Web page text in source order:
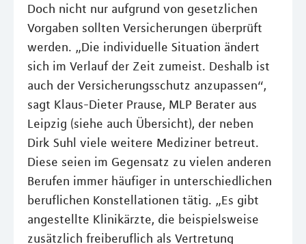
Doch nicht nur aufgrund von gesetzlichen
Vorgaben sollten Versicherungen überprüft
werden. „Die individuelle Situation ändert
sich im Verlauf der Zeit zumeist. Deshalb ist
auch der Versicherungsschutz anzupassen“,
sagt Klaus-Dieter Prause, MLP Berater aus
Leipzig (siehe auch Übersicht), der neben
Dirk Suhl viele weitere Mediziner betreut.
Diese seien im Gegensatz zu vielen anderen
Berufen immer häufiger in unterschiedlichen
beruflichen Konstellationen tätig. „Es gibt
angestellte Klinikärzte, die beispielsweise
zusätzlich freiberuflich als Vertretung